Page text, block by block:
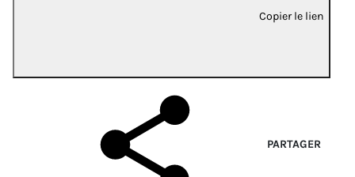
Copier le lien
PARTAGER